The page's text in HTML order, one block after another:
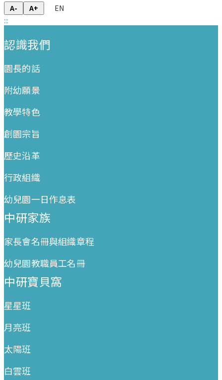
A- A+
EN
:::
認識我們
園長的話
附幼願景
教學特色
創園宗旨
歷史沿革
行政組織
幼兒園一日作息表
中研家族
家長會名冊與組織章程
幼兒園教職員工名冊
中研寶貝窩
星星班
月亮班
太陽班
白雲班